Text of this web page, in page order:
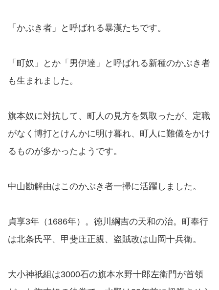
「かぶき者」と呼ばれる暴漢たちです。
「町奴」とか「男伊達」と呼ばれる新種のかぶき者
も生まれました。
旗本奴に対抗して、町人の見方を気取ったが、定職
がなく博打とけんかに明け暮れ、町人に難儀をかけ
るものが多かったようです。
中山勘解由はこのかぶき者一掃に活躍しました。
貞享3年（1686年）。徳川綱吉の天和の治。町奉行
は北条氏平、甲斐庄正親、盗賊改は山岡十兵衛。
大小神祇組は3000石の旗本水野十郎左衛門が首領